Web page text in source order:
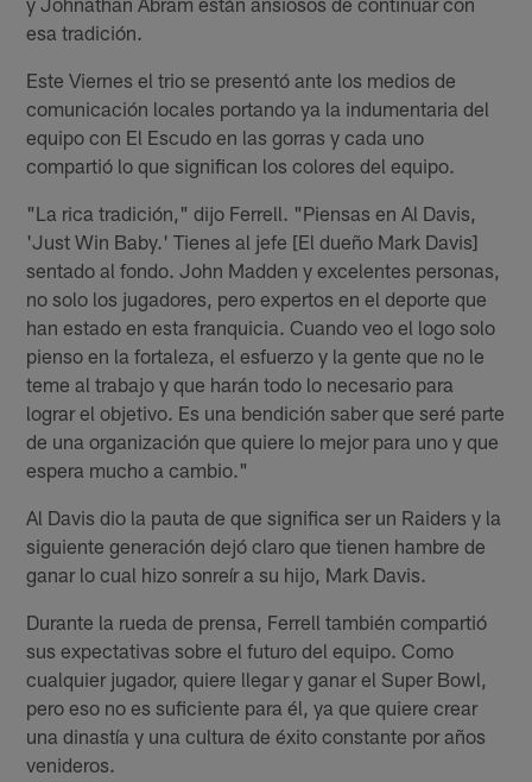
esa tradición.
Este Viernes el trio se presentó ante los medios de
comunicación locales portando ya la indumentaria del
equipo con El Escudo en las gorras y cada uno
compartió lo que significan los colores del equipo.
"La rica tradición," dijo Ferrell. "Piensas en Al Davis,
'Just Win Baby.' Tienes al jefe [El dueño Mark Davis]
sentado al fondo. John Madden y excelentes personas,
no solo los jugadores, pero expertos en el deporte que
han estado en esta franquicia. Cuando veo el logo solo
pienso en la fortaleza, el esfuerzo y la gente que no le
teme al trabajo y que harán todo lo necesario para
lograr el objetivo. Es una bendición saber que seré parte
de una organización que quiere lo mejor para uno y que
espera mucho a cambio."
Al Davis dio la pauta de que significa ser un Raiders y la
siguiente generación dejó claro que tienen hambre de
ganar lo cual hizo sonreír a su hijo, Mark Davis.
Durante la rueda de prensa, Ferrell también compartió
sus expectativas sobre el futuro del equipo. Como
cualquier jugador, quiere llegar y ganar el Super Bowl,
pero eso no es suficiente para él, ya que quiere crear
una dinastía y una cultura de éxito constante por años
venideros.